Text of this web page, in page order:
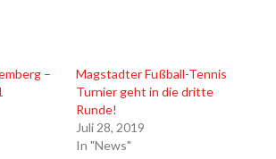
–
Magstadter Fußball-Tennis
Turnier geht in die dritte
Runde!
Juli 28, 2019
In "News"